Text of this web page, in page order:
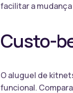
facilitar a
Custo-
O aluguel de
funcional.